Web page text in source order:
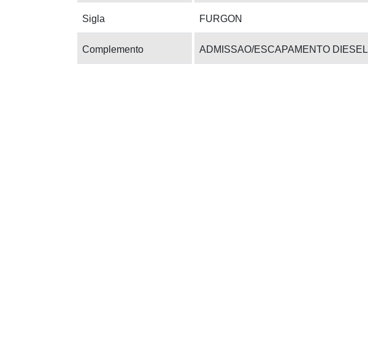
Sigla FURGON
Complemento ADMISSAO/ESCAPAMENTO DIESEL